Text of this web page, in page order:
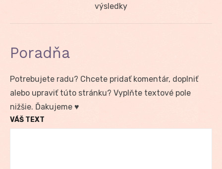
výsledky
Poradňa
Potrebujete radu? Chcete pridať komentár, doplniť
alebo upraviť túto stránku? Vyplňte textové pole
nižšie. Ďakujeme ♥
VÁŠ TEXT